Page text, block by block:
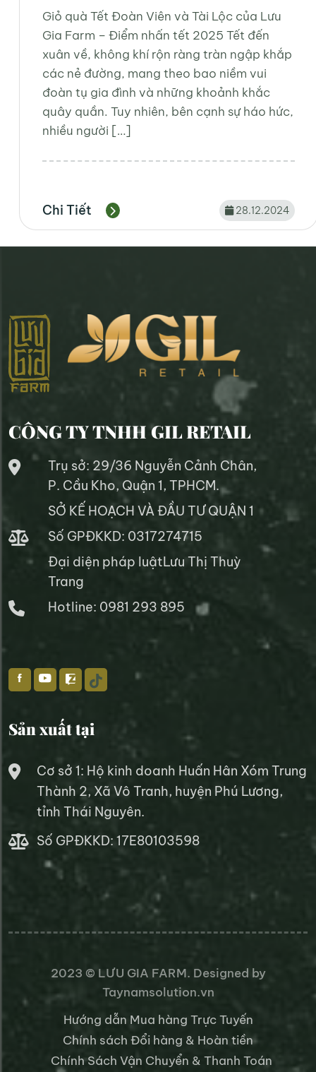
đến trà mộc, người yêu trà thường nghĩ
ngay đến sự thuần túy, mộc mạc và tự
nhiên. Đây là loại trà mang đậm nét truyền
thống, gắn bó với văn hóa trà Việt Nam từ
bao đời nay. Tuy nhiên, không phải ai cũng
[…]
12.12.2024
CÔNG TY TNHH GIL RETAIL
Trụ sở: 29/36 Nguyễn Cảnh Chân,
P. Cầu Kho, Quận 1, TPHCM.
SỞ KẾ HOẠCH VÀ ĐẦU TƯ QUẬN 1
Số GPĐKKD: 0317274715
Đại diện pháp luậtLưu Thị Thuỳ
Trang
Hotline: 0981 293 895
Sản xuất tại
Cơ sở 1: Hộ kinh doanh Huấn Hân Xóm Trung
Thành 2, Xã Vô Tranh, huyện Phú Lương,
tỉnh Thái Nguyên.
Số GPĐKKD: 17E80103598
2023 © LƯU GIA FARM. Designed by
Taynamsolution.vn
Hướng dẫn Mua hàng Trực Tuyến
Chính sách Đổi hàng & Hoàn tiền
Chính Sách Vận Chuyển & Thanh Toán